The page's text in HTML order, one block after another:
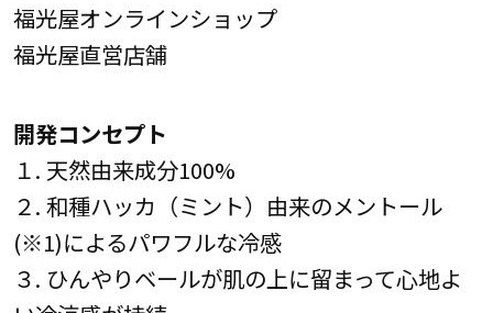
福光屋オンラインショップ
福光屋直営店舗
開発コンセプト
１. 天然由来成分100%
２. 和種ハッカ（ミント）由来のメントール
(※1)によるパワフルな冷感
３. ひんやりベールが肌の上に留まって心地よ